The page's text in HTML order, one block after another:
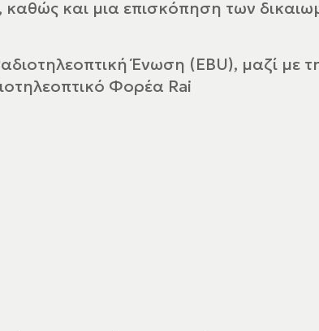
και μια επισκόπηση των
Ένωση (EBU), μαζί με
Φορέα Rai